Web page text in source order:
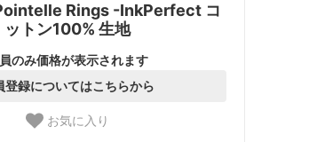
Rings -InkPerfect コ
ットン100% 生地
のみ価格が表示されます
登録についてはこちらから
お気に入り